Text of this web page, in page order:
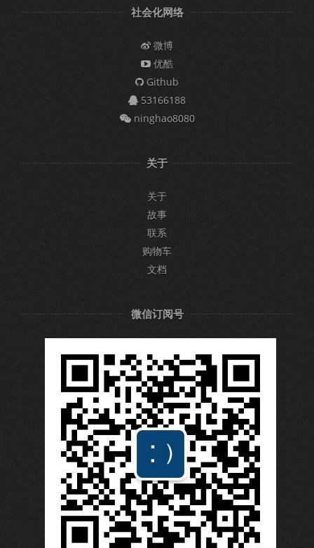
社会化网络
微博
优酷
Github
53166188
ninghao8080
关于
关于
故事
联系
购物车
文档
微信订阅号